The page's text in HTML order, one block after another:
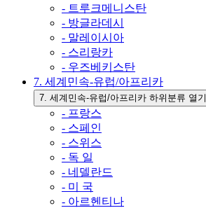
- 트루크메니스탄
- 방글라데시
- 말레이시아
- 스리랑카
- 우즈베키스탄
7. 세계민속-유럽/아프리카
7. 세계민속-유럽/아프리카 하위분류 열기
- 프랑스
- 스페인
- 스위스
- 독 일
- 네델란드
- 미 국
- 아르헨티나